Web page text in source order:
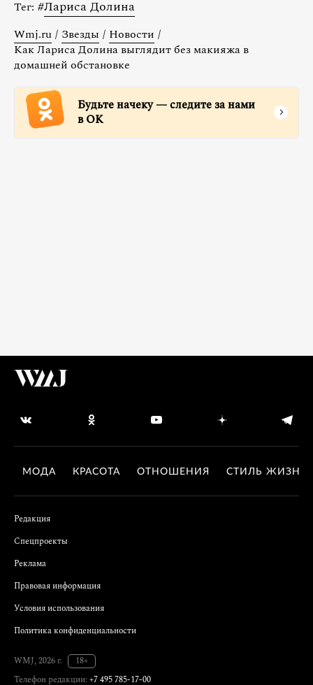
Тег: #Лариса Долина
Wmj.ru / Звезды / Новости /
Как Лариса Долина выглядит без макияжа в
домашней обстановке
Будьте начеку — следите за нами
в ОК
МОДА КРАСОТА ОТНОШЕНИЯ СТИЛЬ ЖИЗНИ
Редакция
Спецпроекты
Реклама
Правовая информация
Условия использования
Политика конфиденциальности
WMJ, 2026 г.
18+
Телефон редакции: +7 495 785-17-00